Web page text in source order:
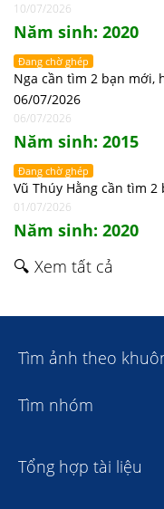
10/07/2026
Năm sinh: 2020
Đang chờ ghép
Nga cần tìm 2 bạn mới,
06/07/2026
06/07/2026
Năm sinh: 2015
Đang chờ ghép
Vũ Thúy Hằng cần tìm
01/07/2026
Năm sinh: 2020
🔍 Xem tất cả
Tìm ảnh theo
Tìm nhóm
Tổng hợp tài liệu